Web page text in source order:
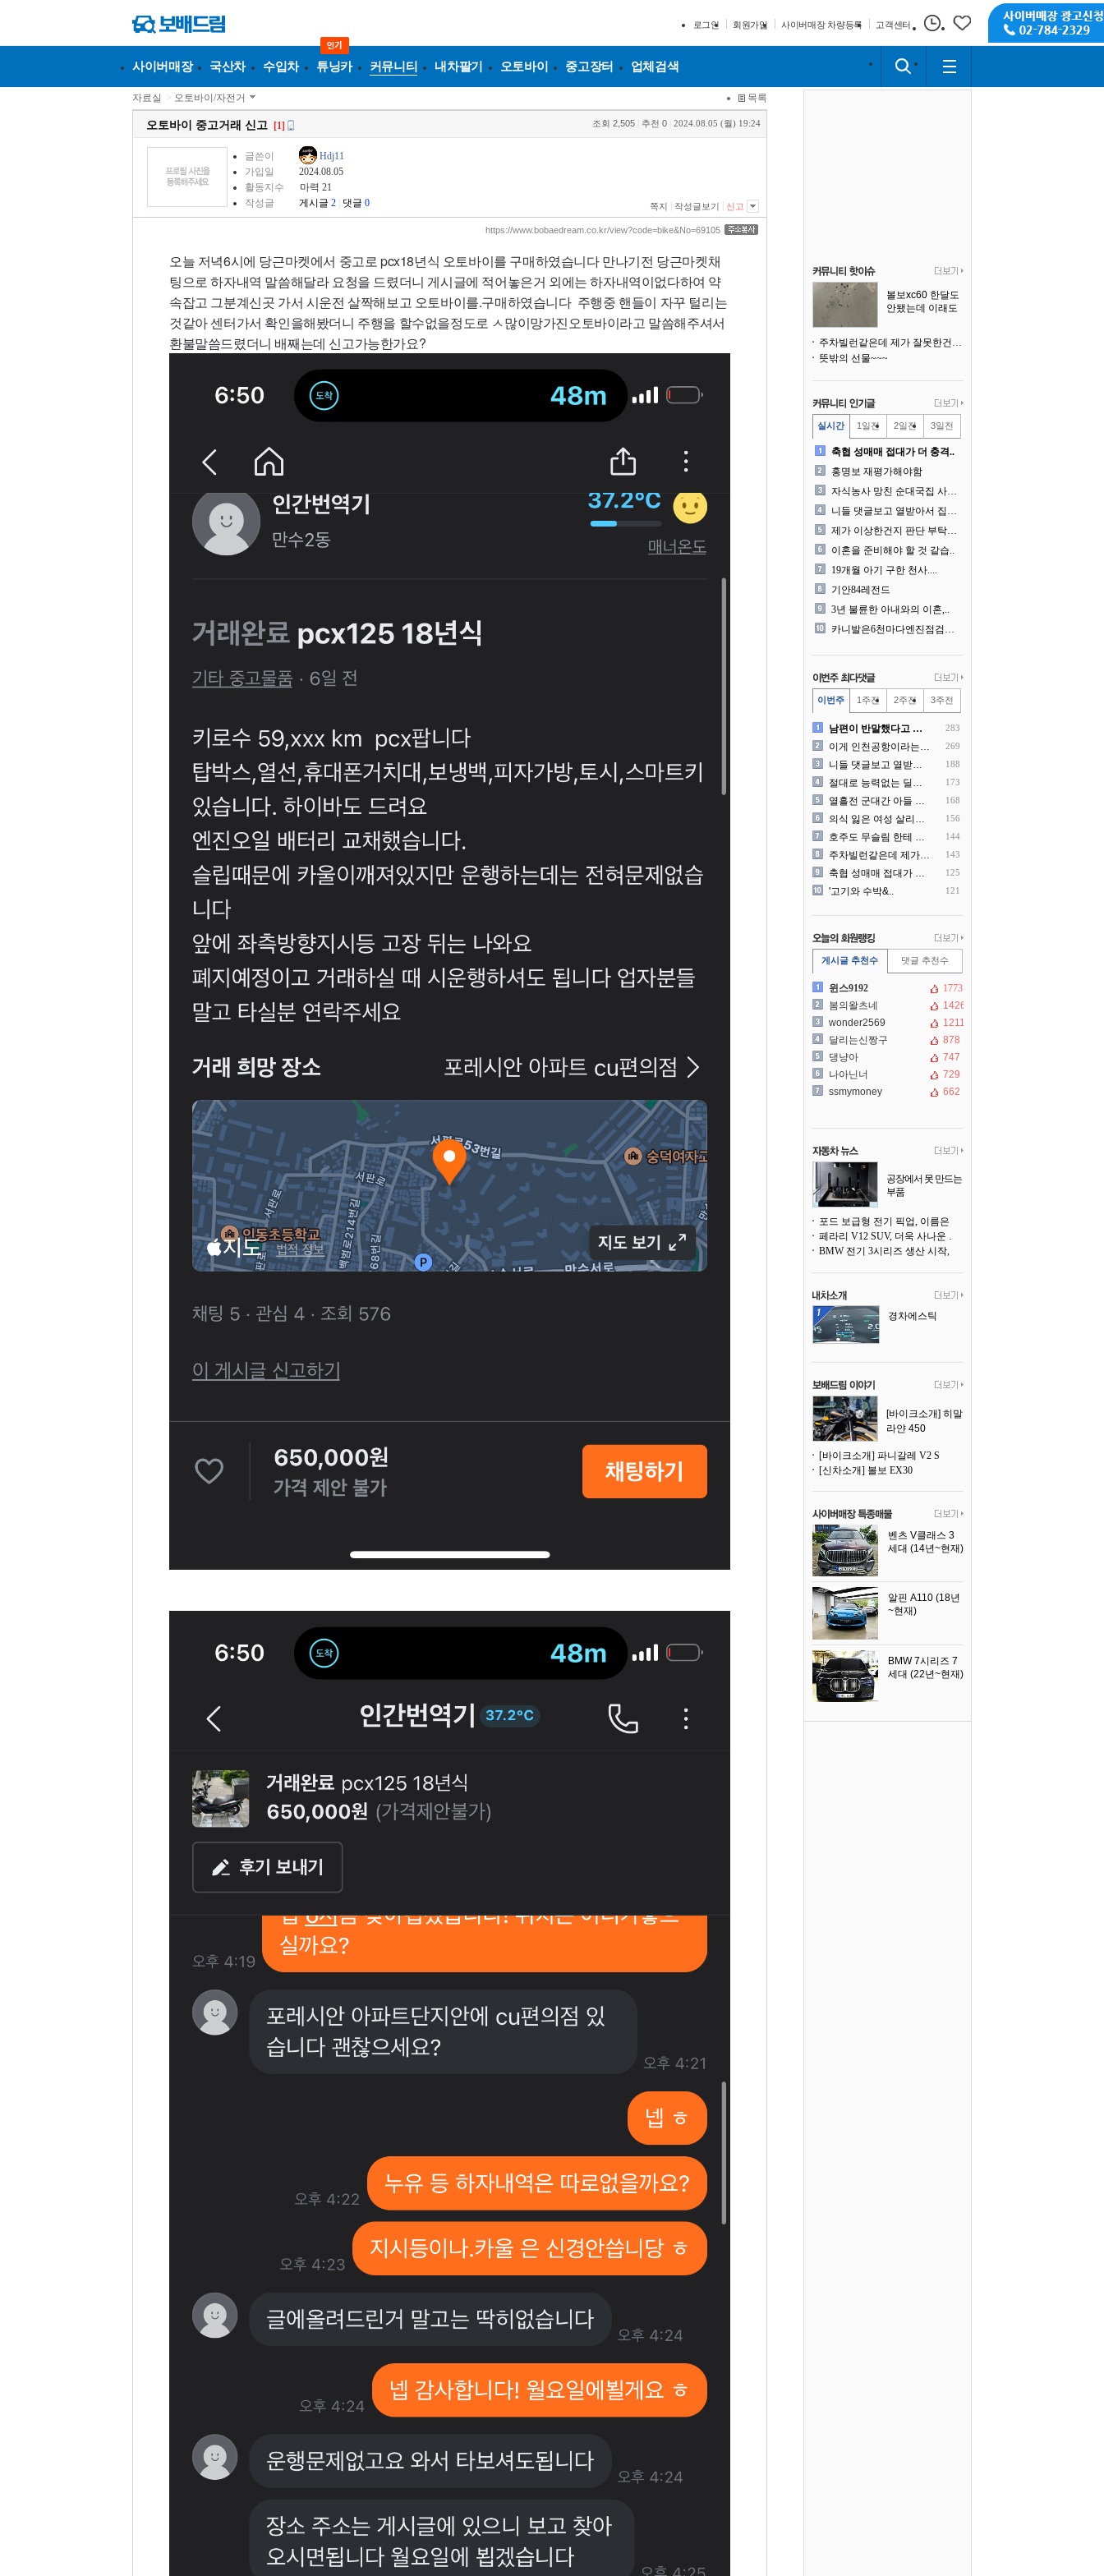
로그인 회원가입 사이버매장 차량등록 고객센터
사이버매장 국산차 수입차 튜닝카 커뮤니티 내차팔기 오토바이 중고장터 업체검색
자료실 > 오토바이/자전거 목록
오토바이 중고거래 신고 [1] 조회 2,505 추천 0 2024.08.05 (월) 19:24
글쓴이
Hdj11
가입일
2024.08.05
활동지수
마력 21
작성글
게시글 2 댓글 0 쪽지 작성글보기 신고
https://www.bobaedream.co.kr/view?code=bike&No=69105
오늘 저녁6시에 당근마켓에서 중고로 pcx18년식 오토바이를 구매하였습니다 만나기전 당근마켓채
팅으로 하자내역 말씀해달라 요청을 드렸더니 게시글에 적어놓은거 외에는 하자내역이없다하여 약
속잡고 그분계신곳 가서 시운전 살짝해보고 오토바이를.구매하였습니다 주행중 핸들이 자꾸 털리는
것같아 센터가서 확인을해봤더니 주행을 할수없을정도로 ㅅ많이망가진오토바이라고 말씀해주셔서
환불말씀드렸더니 배째는데 신고가능한가요?
볼보xc60 한달도
안됐는데 이래도
주차빌런같은데 제가 잘못한건가요
뜻밖의 선물~~~
실시간 1일전 2일전 3일전
축협 성매매 접대가 더 충격..
홍명보 재평가해야함
자식농사 망친 순대국집 사장..
니들 댓글보고 열받아서 집구..
제가 이상한건지 판단 부탁드..
이혼을 준비해야 할 것 같습..
19개월 아기 구한 천사....
기안84레전드
3년 불륜한 아내와의 이혼,..
카니발은6천마다엔진점검을해야..
이번주 1주전 2주전 3주전
남편이 반말했다고 똑같이 반.. 283
이게 인천공항이라는게 믿겨지.. 269
니들 댓글보고 열받아서 집구.. 188
절대로 능력없는 딜러를 쓰지.. 173
열흘전 군대간 아들 소포(가.. 168
의식 잃은 여성 살리려다 성.. 156
호주도 무슬림 한테 점령 당.. 144
주차빌런같은데 제가 잘못한건.. 143
축협 성매매 접대가 더 충격.. 125
'고기와 수박&.. 121
게시글 추천수 댓글 추천수
윈스9192
1773
봄의왈츠네
1426
wonder2569
1211
달리는신짱구
878
댕냥아
747
나아닌너
729
ssmymoney
662
공장에서 못 만드는
부품
어낸다
페라리 V12 SUV, 더욱 사나운 얼굴로 돌아온다
경차에스틱
[바이크소개] 히말
라얀 450
[바이크소개] 파니갈레 V2 S
[신차소개] 볼보 EX30
벤츠 V클래스 3
세대 (14년~현재)
알핀 A110 (18년
~현재)
BMW 7시리즈 7
세대 (22년~현재)